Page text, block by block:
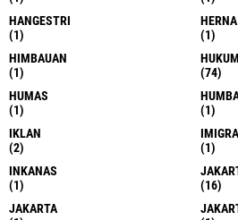
HANGESTRI
(1)
HERNA
(1)
HIMBAUAN
(1)
HUKUM
(74)
HUMAS
(1)
(1)
IKLAN
(2)
(1)
INKANAS
(1)
(16)
JAKARTA